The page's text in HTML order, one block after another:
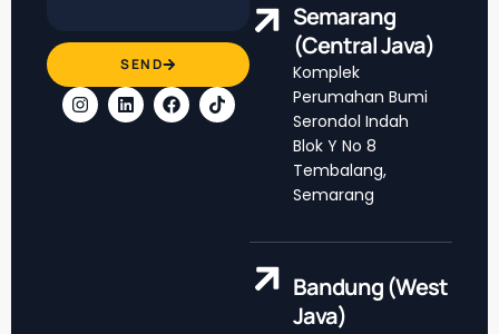
SEND
Semarang
(Central Java)
Komplek
Perumahan Bumi
Serondol Indah
Blok Y No 8
Tembalang,
Semarang
Bandung (West
Java)